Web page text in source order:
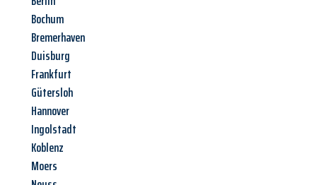
Bochum
Bremerhaven
Duisburg
Frankfurt
Gütersloh
Hannover
Ingolstadt
Koblenz
Moers